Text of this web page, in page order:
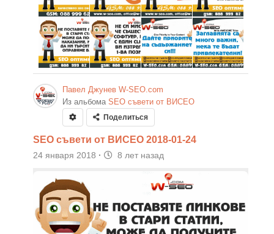
Павел Джунев W-SEO.com
Из альбома SEO съвети от ВИСЕО
Поделиться
SEO съвети от ВИСЕО 2018-01-24
24 января 2018 · 8 лет назад